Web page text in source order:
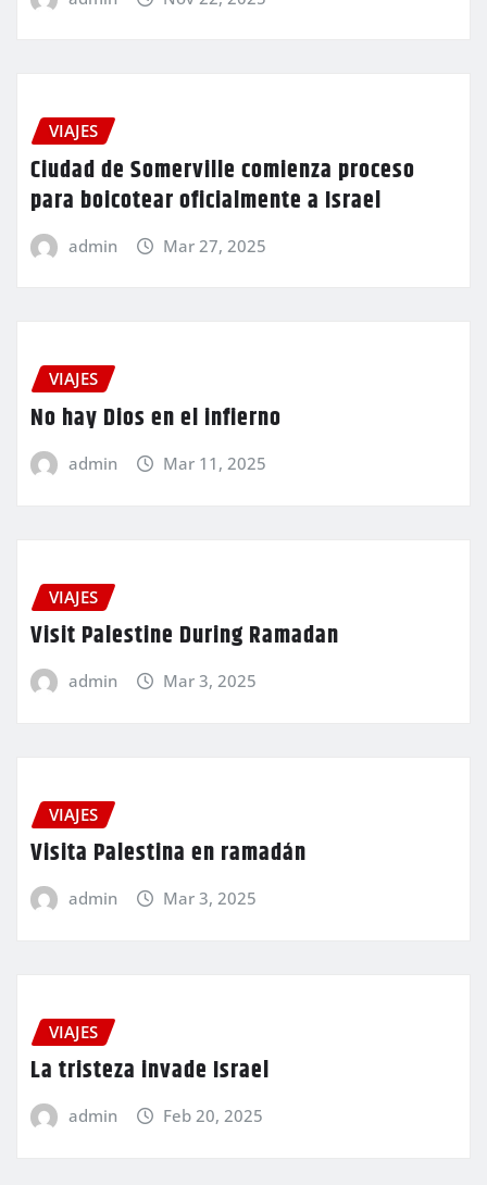
VIAJES
Ciudad de Somerville comienza proceso
para boicotear oficialmente a Israel
admin Mar 27, 2025
VIAJES
No hay Dios en el infierno
admin Mar 11, 2025
VIAJES
Visit Palestine During Ramadan
admin Mar 3, 2025
VIAJES
Visita Palestina en ramadán
admin Mar 3, 2025
VIAJES
La tristeza invade Israel
admin Feb 20, 2025